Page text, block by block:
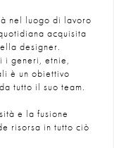
nel luogo di lavoro
acquisita
designer.
i generi, etnie,
è un obiettivo
tutto il suo team.
e la fusione
risorsa in tutto ciò